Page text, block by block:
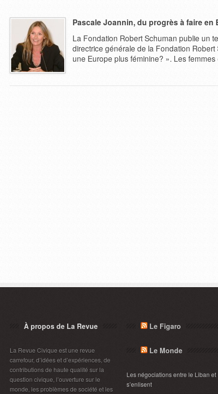
Pascale Joannin, du progrès à faire en
La Fondation Robert Schuman publie un
directrice générale de la Fondation Robert
une Europe plus féminine? ». Les
À propos de La Revue
La Revue Civique est une revue
carrefour, d’idées et d’expériences, de
contributions de haute qualité sur la
question civique, l’ouverture sur le
monde, les problèmes de société et les
Le Figaro
Le Monde
Les négociations entre le Liban et
s’enlisent